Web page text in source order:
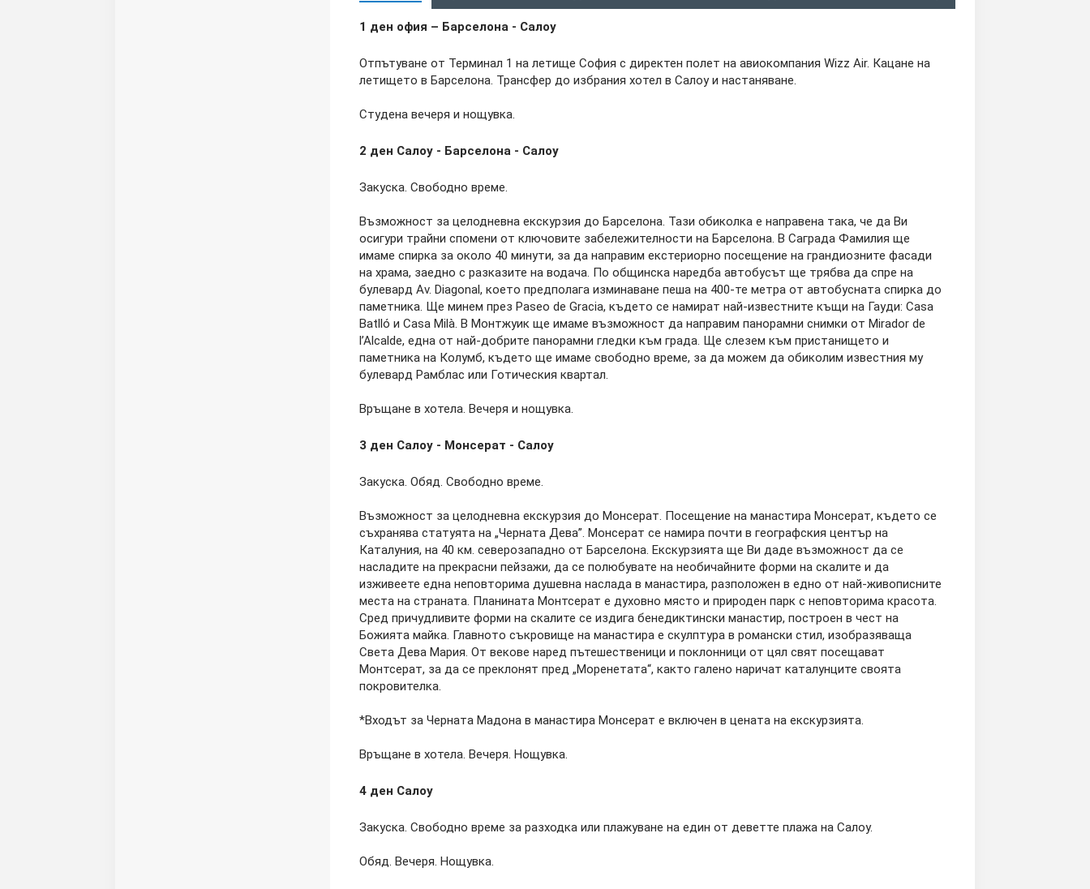
1 ден офия – Барселона - Салоу
Отпътуване от Терминал 1 на летище София с директен полет на авиокомпания Wizz Аir. Кацане на
летището в Барселона. Трансфер до избрания хотел в Салоу и настаняване.
Студена вечеря и нощувка.
2 ден Салоу - Барселона - Салоу
Закуска. Свободно време.
Възможност за целодневна екскурзия до Барселона. Тази обиколка е направена така, че да Ви
осигури трайни спомени от ключовите забележителности на Барселона. В Саграда Фамилия ще
имаме спирка за около 40 минути, за да направим екстериорно посещение на грандиозните фасади
на храма, заедно с разказите на водача. По общинска наредба автобусът ще трябва да спре на
булевард Av. Diagonal, което предполага изминаване пеша на 400-те метра от автобусната спирка до
паметника. Ще минем през Paseo de Gracia, където се намират най-известните къщи на Гауди: Casa
Batlló и Casa Milà. В Монтжуик ще имаме възможност да направим панорамни снимки от Mirador de
l’Alcalde, една от най-добрите панорамни гледки към града. Ще слезем към пристанището и
паметника на Колумб, където ще имаме свободно време, за да можем да обиколим известния му
булевард Рамблас или Готическия квартал.
Връщане в хотела. Вечеря и нощувка.
3 ден Салоу - Монсерат - Салоу
Закуска. Обяд. Свободно време.
Възможност за целодневна екскурзия до Монсерат. Посещение на манастира Монсерат, където се
съхранява статуята на „Черната Дева”. Монсерат се намира почти в географския център на
Каталуния, на 40 км. северозападно от Барселона. Екскурзията ще Ви даде възможност да се
насладите на прекрасни пейзажи, да се полюбувате на необичайните форми на скалите и да
изживеете една неповторима душевна наслада в манастира, разположен в едно от най-живописните
места на страната. Планината Монтсерат е духовно място и природен парк с неповторима красота.
Сред причудливите форми на скалите се издига бенедиктински манастир, построен в чест на
Божията майка. Главното съкровище на манастира е скулптура в романски стил, изобразяваща
Света Дева Мария. От векове наред пътешественици и поклонници от цял свят посещават
Монтсерат, за да се преклонят пред „Моренетата“, както галено наричат каталунците своята
покровителка.
*Входът за Черната Мадона в манастира Монсерат е включен в цената на екскурзията.
Връщане в хотела. Вечеря. Нощувка.
4 ден Салоу
Закуска. Свободно време за разходка или плажуване на един от деветте плажа на Салоу.
Обяд. Вечеря. Нощувка.